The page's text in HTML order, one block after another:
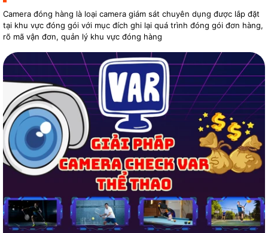
Camera đóng hàng là loại camera giám sát chuyên dụng được lắp đặt
tại khu vực đóng gói với mục đích ghi lại quá trình đóng gói đơn hàng,
rõ mã vận đơn, quản lý khu vực đóng hàng